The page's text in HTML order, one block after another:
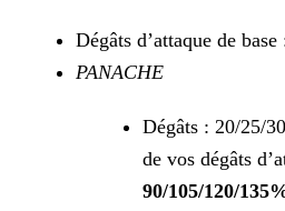
Dégâts d’attaque de
PANACHE
Dégâts : 20/25/
de vos dégâts
90/105/120/